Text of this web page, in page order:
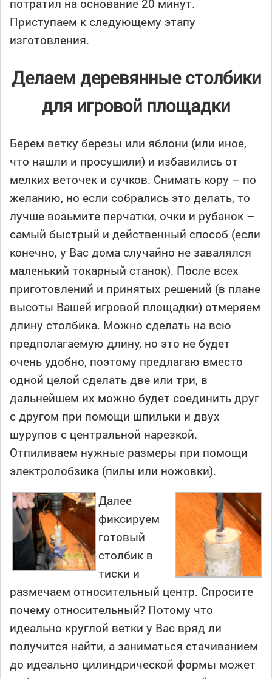
потратил на основание 20 минут.
Приступаем к следующему этапу
изготовления.
Делаем деревянные столбики
для игровой площадки
Берем ветку березы или яблони (или иное,
что нашли и просушили) и избавились от
мелких веточек и сучков. Снимать кору – по
желанию, но если собрались это делать, то
лучше возьмите перчатки, очки и рубанок –
самый быстрый и действенный способ (если
конечно, у Вас дома случайно не завалялся
маленький токарный станок). После всех
приготовлений и принятых решений (в плане
высоты Вашей игровой площадки) отмеряем
длину столбика. Можно сделать на всю
предполагаемую длину, но это не будет
очень удобно, поэтому предлагаю вместо
одной целой сделать две или три, в
дальнейшем их можно будет соединить друг
с другом при помощи шпильки и двух
шурупов с центральной нарезкой.
Отпиливаем нужные размеры при помощи
электролобзика (пилы или ножовки).
Далее
фиксируем
готовый
столбик в
тиски и
размечаем относительный центр. Спросите
почему относительный? Потому что
идеально круглой ветки у Вас вряд ли
получится найти, а заниматься стачиванием
до идеально цилиндрической формы может